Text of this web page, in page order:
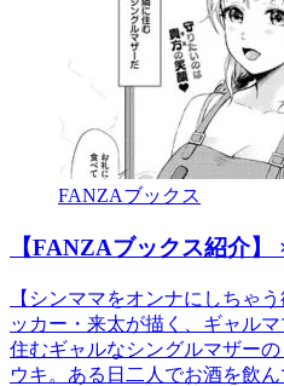
FANZAブックス
【FANZAブックス紹介】
【シンママをオンナにしちゃ
ッカー・来太が描く、ギャル
住むギャルなシングルマザー
ウキ。ある日二人でお酒を飲